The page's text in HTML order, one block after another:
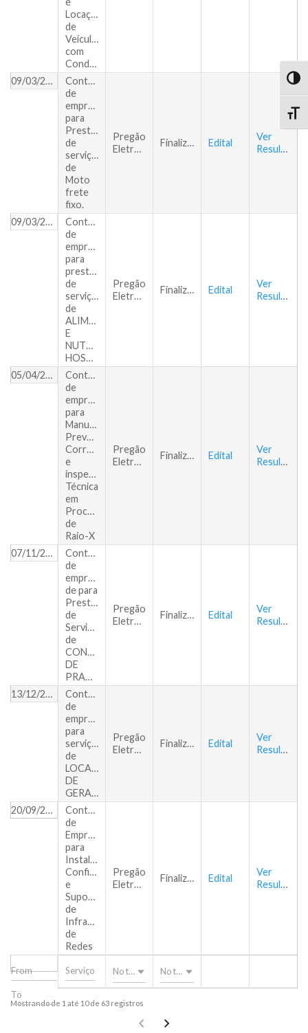
Locação
de
Veículos
com
Condutores
09/03/2018
Contratação
de
empresa
para
Prestação
de
serviços
de
Moto
frete
fixo.
Pregão
Eletrônico
Finalizado Edital
Ver
Resultado
09/03/2018
Contratação
de
empresa
para
prestação
de
serviços
de
ALIMENTAÇÃO
E
NUTRIÇÃO
HOSPITALAR
Pregão
Eletrônico
Finalizado Edital
Ver
Resultado
05/04/2018
Contratação
de
empresa
para
Manutenção
Preventiva,
Corretiva
e
inspeção
Técnica
em
Processadora
de
Raio-X
Pregão
Eletrônico
Finalizado Edital
Ver
Resultado
07/11/2017
Contratação
de
empresa
de para
Prestação
de
Serviços
de
CONTROLE
DE
PRAGAS
Pregão
Eletrônico
Finalizado Edital
Ver
Resultado
13/12/2017
Contratação
de
empresa
para
serviços
de
LOCAÇÃO
DE
GERADOR
Pregão
Eletrônico
Finalizado Edital
Ver
Resultado
20/09/2017
Contratação
de
Empresa
para
Instalação,
Configuração
e
Suporte
de
Infraestrutura
de
Redes
Pregão
Eletrônico
Finalizado Edital
Ver
Resultado
Nothing selectedNothing selected
Mostrando de 1 até 10 de 63 registros